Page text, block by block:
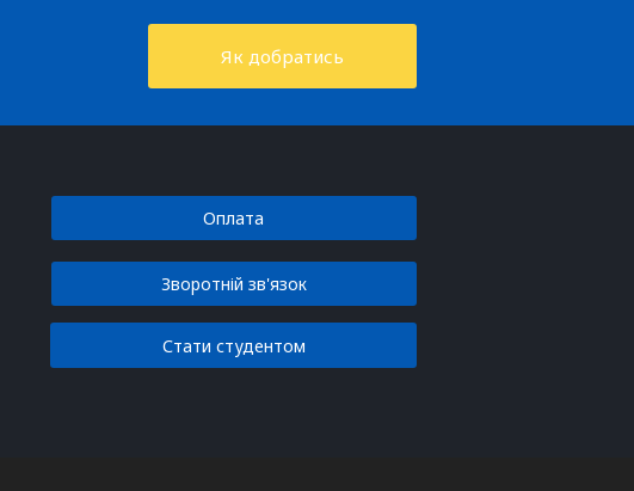
Як добратись
Оплата
Зворотній зв'язок
Стати студентом